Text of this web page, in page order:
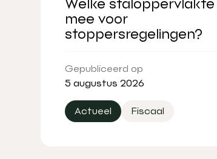
Welke
mee voor
stoppersregelingen?
Gepubliceerd op
5 augustus 2026
Actueel Fiscaal